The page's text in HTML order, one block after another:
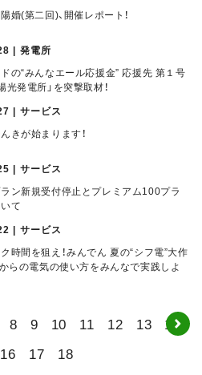
婚(第二回)、開催レポート！
| 発電所
の“みんなエール応援金” 応援先 第１号
光発電所」を突撃取材！
| サービス
きが始まります！
| サービス
ン新規受付停止とプレミアム100プラ
て
| サービス
時間を狙え！みんでん 夏の“シフ電”大作
らの電気の使い方をみんなで実践しよ
8 9 10 11 12 13
14
16 17 18